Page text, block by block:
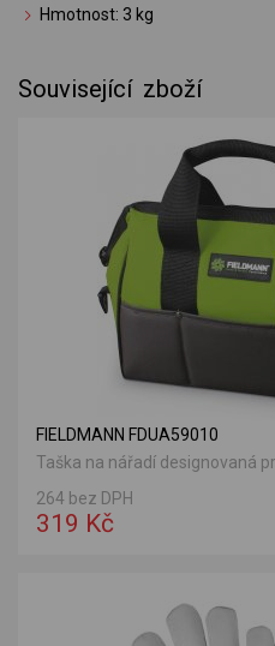
Hmotnost: 3 kg
Související zboží
FIELDMANN FDUA59010
Taška na nářadí designovaná
264 bez DPH
319 Kč